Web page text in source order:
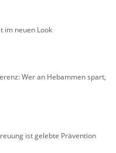
im neuen Look
Wer an Heb­am­men spart,
ist ge­leb­te Prä­ven­ti­on